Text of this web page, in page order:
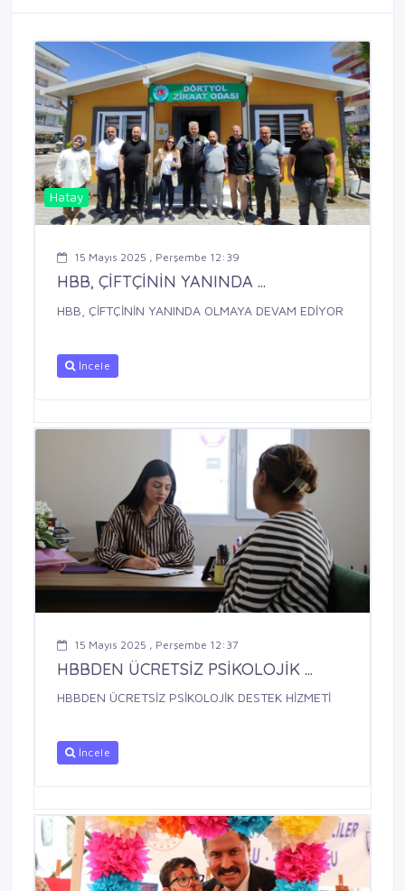
Hatay
15 Mayıs 2025 , Perşembe 12:39
HBB, ÇİFTÇİNİN YANINDA ...
HBB, ÇİFTÇİNİN YANINDA OLMAYA DEVAM EDİYOR
İncele
15 Mayıs 2025 , Perşembe 12:37
HBBDEN ÜCRETSİZ PSİKOLOJİK ...
HBBDEN ÜCRETSİZ PSİKOLOJİK DESTEK HİZMETİ
İncele